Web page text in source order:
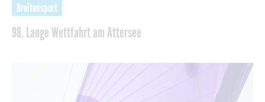
98. Lange Wettfahrt am Attersee
Breitensport